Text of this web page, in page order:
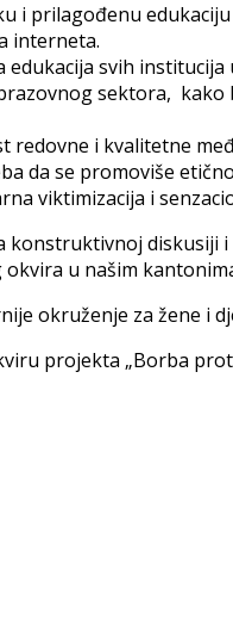
i prilagođenu
interneta.
svih
sektora,
redovne i kvalitetne
da se promoviše
viktimizacija i
konstruktivnoj
u našim
okruženje za žene i
projekta „Borba